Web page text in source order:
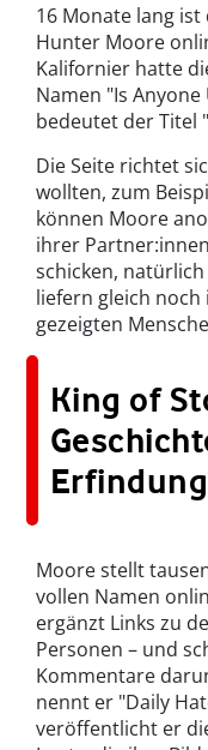
16 Monate lang
Hunter Moore
Kalifornier hatte
Namen "Is
bedeutet der Titel
Die Seite richtet
wollten, zum
können Moore
ihrer
schicken,
liefern gleich
gezeigten
King of
Moore stellt
vollen Namen
ergänzt Links zu
Personen – und
Kommentare
nennt er "Daily
veröffentlicht er